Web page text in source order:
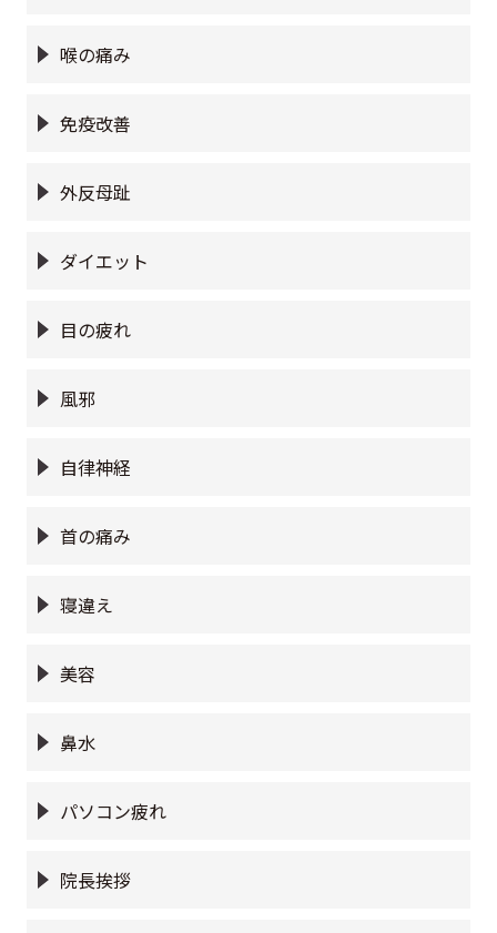
喉の痛み
免疫改善
外反母趾
ダイエット
目の疲れ
風邪
自律神経
首の痛み
寝違え
美容
鼻水
パソコン疲れ
院長挨拶